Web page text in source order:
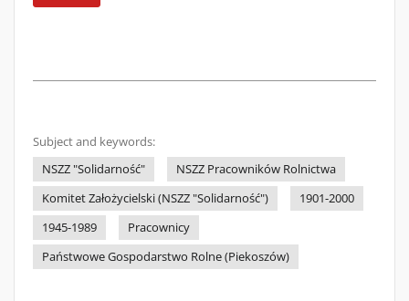
Subject and keywords:
NSZZ "Solidarność"
NSZZ Pracowników Rolnictwa
Komitet Założycielski (NSZZ "Solidarność")
1901-2000
1945-1989
Pracownicy
Państwowe Gospodarstwo Rolne (Piekoszów)